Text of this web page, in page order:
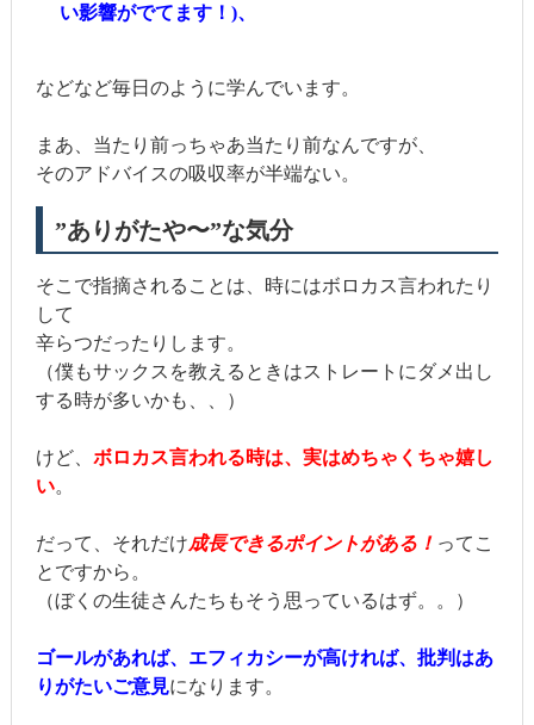
い影響がでてます！)、
などなど毎日のように学んでいます。
まあ、当たり前っちゃあ当たり前なんですが、
そのアドバイスの吸収率が半端ない。
”ありがたや〜”な気分
そこで指摘されることは、時にはボロカス言われたり
して
辛らつだったりします。
（僕もサックスを教えるときはストレートにダメ出し
する時が多いかも、、）
けど、 ボロカス言われる時は、実はめちゃくちゃ嬉し
い。
だって、それだけ成長できるポイントがある！ ってこ
とですから。
（ぼくの生徒さんたちもそう思っているはず。。）
ゴールがあれば、エフィカシーが高ければ、批判はあ
りがたいご意見になります。